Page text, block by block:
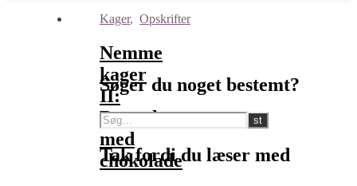
Kager, Opskrifter
Nemme
kager
II:
Banankage
med
chokolade
Søger du noget bestemt?
Tak fordi du læser med